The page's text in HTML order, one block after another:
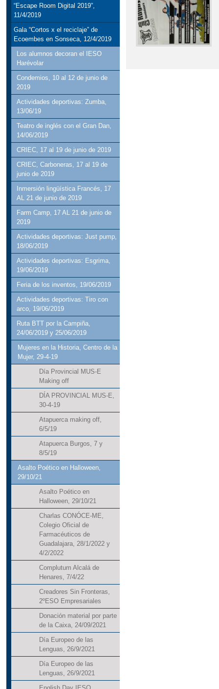
“Escape Room Digital 2019”,
11/4/2019
Gala “Cortos x el reciclaje” de
Ecoembes en Sonseca, 12/4/2019
Los alumnos decoran el IESO
Harévolar
Condemios, 10 al 12 de junio de
2019
Actividades deportivas: Zumba,
13/06/19
Teatro de inglés con el Gran Dan,
14/06/2019
CRIEC, 17 al 19 de junio de 2019
CRIEC, Carboneras, 17 al 19 de
junio de 2019
Inmersión lingüística Francés, 17
AL 21 de junio de 2019
Farm Camp, 17 AL 21 de junio de
2019
Actividades deportivas: Just pump,
18/06/2019
Actividades deportivas: Esgrima,
19/06/2019
Feria de los inventos, 19/06/2019
Actividades deportivas: Tiro con
arco, 19/06/2019
Ruta BTT por la Campiña,
24/06/2019 y 25/06/2019
Mujeres en la Historia, Centro de la
Mujer, 29-4-19
Día Provincial MUS-E
Making off
DÍA PROVINCIAL MUS-E,
30-4-19
Atapuerca making off,
6/5/19
Atapuerca Burgos, 7 y
8/5/19
Asalto Poético en Halloween,
29/10/21
Asalto Poético en
Halloween, 29/10/21
Charlas CONÓCE-ME,
Colegio Oficial de
Farmacéuticos de
Guadalajara, 28/1/2022 y
4/2/2022
Complutum Alcalá de
Henares, 7/4/22
Creadores Sin Fronteras,
2ºESO Empresariales
Donación material por parte
de la Caixa, 24/09/2021
Día Europeo de las
Lenguas, 26/9/2021
Día Europeo de las
Lenguas, 26/9/2021